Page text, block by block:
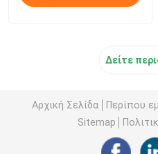
Δείτε
Αρχική Σελίδα Περίπου
Sitemap